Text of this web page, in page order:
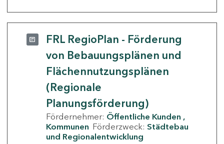
FRL RegioPlan - Förderung
von Bebauungsplänen und
Flächennutzungsplänen
(Regionale
Planungsförderung)
Fördernehmer: Öffentliche Kunden
Kommunen Förderzweck: Städtebau
und Regionalentwicklung